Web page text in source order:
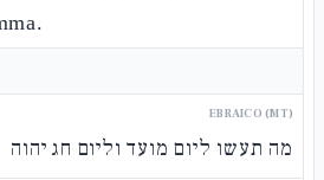
EBRAICO (MT)
מה תעשו ליום מועד וליום חג יהוה